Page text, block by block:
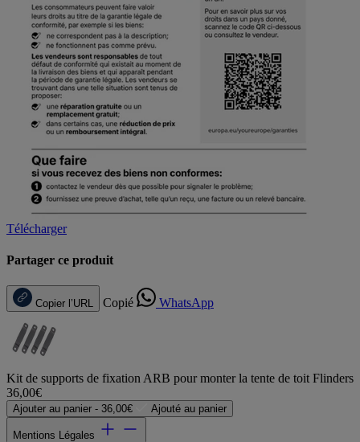
Télécharger
Partager ce produit
Copier l’URL Copié WhatsApp
Kit de supports de fixation ARB pour monter la tente de toit Flinders
36,00€
Ajouter au panier - 36,00€ Ajouté au panier
Mentions Légales